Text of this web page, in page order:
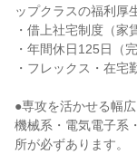
ップクラスの福利厚
・借上社宅制度（家
・年間休日125日（
・フレックス・在宅
●専攻を活かせる幅
機械系・電気電子系
所が必ずあります。